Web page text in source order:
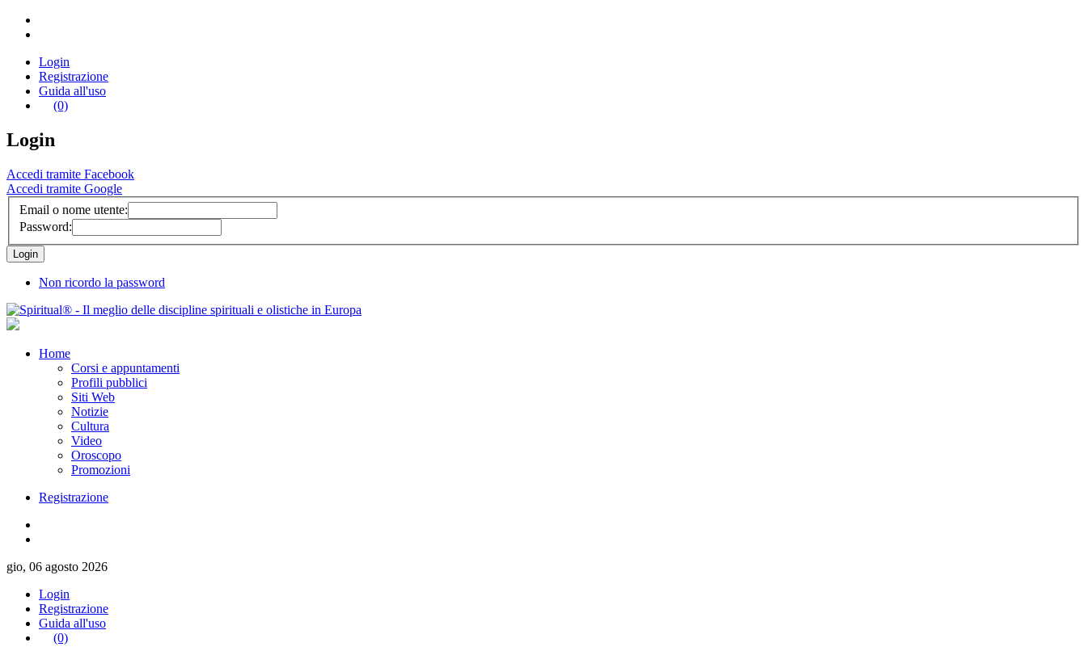
Login
Registrazione
Guida all'uso
(0)
Login
Accedi tramite Facebook
Accedi tramite Google
Email o nome utente:
Password:
Non ricordo la password
Home
Corsi e appuntamenti
Profili pubblici
Siti Web
Notizie
Cultura
Video
Oroscopo
Promozioni
Registrazione
gio, 06 agosto 2026
Login
Registrazione
Guida all'uso
(0)